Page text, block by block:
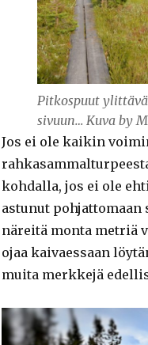
Pitkospuut
sivuun… Kuva by
Jos ei ole kaikin
kohdalla, jos ei ole
astunut
näreitä monta metriä
ojaa kaivaessaan
muita merkkejä